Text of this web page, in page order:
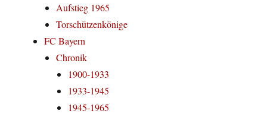
Aufstieg 1965
Torschützenkönige
FC Bayern
Chronik
1900-1933
1933-1945
1945-1965